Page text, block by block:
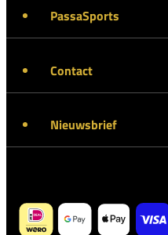
PassaSports
Contact
Nieuwsbrief